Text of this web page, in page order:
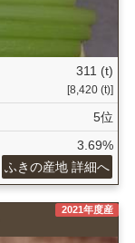
311 (t)
[8,420 (t)]
5位
3.69%
ふきの産地 詳細へ
2021年度産